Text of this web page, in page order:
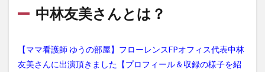
中林友美さんとは？
【ママ看護師 ゆうの部屋】フローレンスFPオフィス代表中林
友美さんに出演頂きました【プロフィール＆収録の様子を紹